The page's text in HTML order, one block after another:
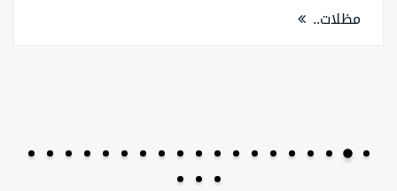
مظلات..